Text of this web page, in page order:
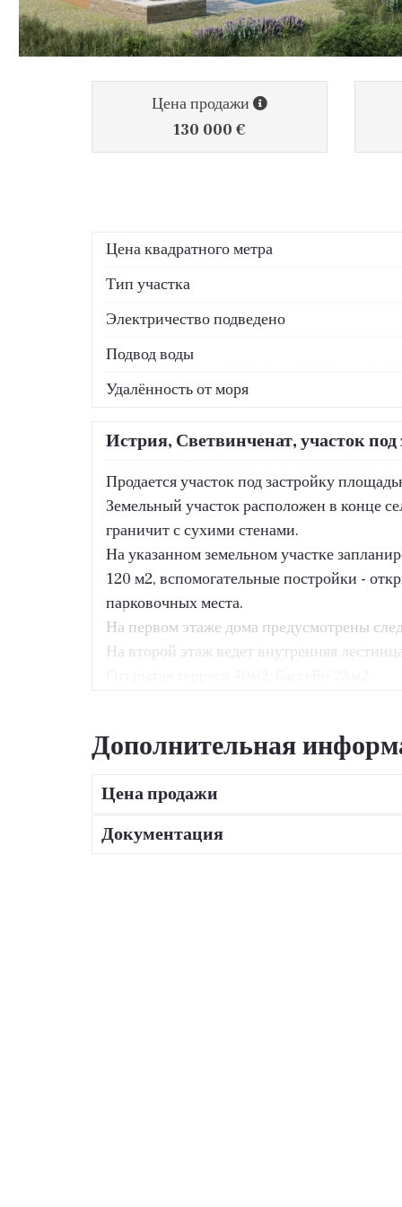
Цена продажи
130 000 €
Цена квадратного метра
Тип участка
Электричество подведено
Подвод воды
Удалённость от моря
Истрия, Светвинченат, участок
Продается участок под застройку
Земельный участок расположен в конце
граничит с сухими стенами.
На указанном земельном участке
120 м2, вспомогательные постройки -
парковочных места.
На первом этаже дома предусмотрены
На второй этаж ведет внутренняя
коммунальные платежи, подготовленная
Дополнительная
Цена продажи
Документация